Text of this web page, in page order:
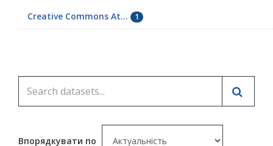
Creative Commons At... 1
Впорядкувати по